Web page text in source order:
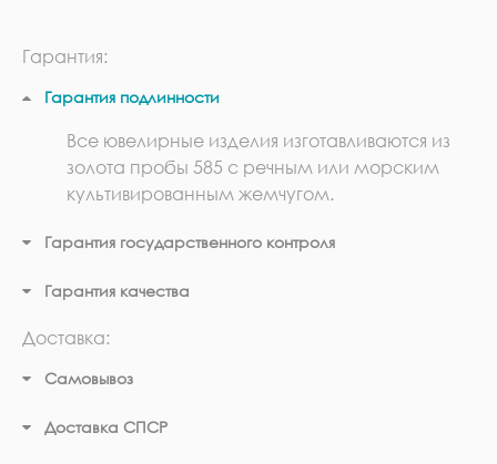
Гарантия:
Гарантия подлинности
Все ювелирные изделия изготавливаются из
золота пробы 585 с речным или морским
культивированным жемчугом.
Гарантия государственного контроля
Гарантия качества
Доставка:
Самовывоз
Доставка СПСР